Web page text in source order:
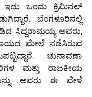
ಇದು ಒಂದು ಕ್ರಿಮಿನಲ್
ಬೆಂಗಳೂರಿನಲ್ಲಿ
ಸಿದ್ದರಾಮಯ್ಯ ಅವರು,
ಮೇಲೆ ನಡೆಸಿರುವ
ಚುನಾವಣಾ
ಮತ್ತು ರಾಜಕೀಯ
ಅವರು ಈ ವೇಳೆ